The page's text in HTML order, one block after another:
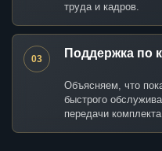
труда и кадров.
03 Поддержка по
Объясняем, что
быстрого
передачи